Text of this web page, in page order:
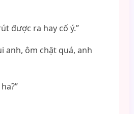
được ra hay cố ý.”
anh, ôm chặt quá, anh